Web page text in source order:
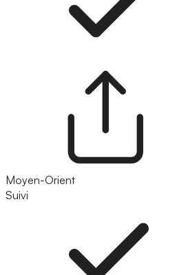
Moyen-Orient
Suivi